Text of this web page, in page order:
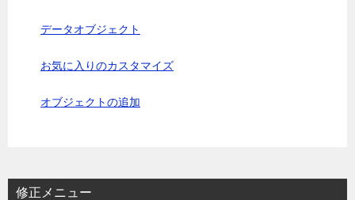
データオブジェクト
お気に入りのカスタマイズ
オブジェクトの追加
修正メニュー